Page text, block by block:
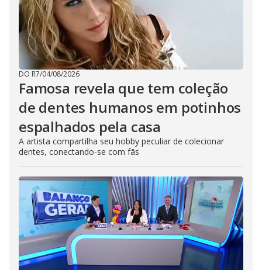
DO R7/04/08/2026
Famosa revela que tem coleção
de dentes humanos em potinhos
espalhados pela casa
A artista compartilha seu hobby peculiar de colecionar
dentes, conectando-se com fãs